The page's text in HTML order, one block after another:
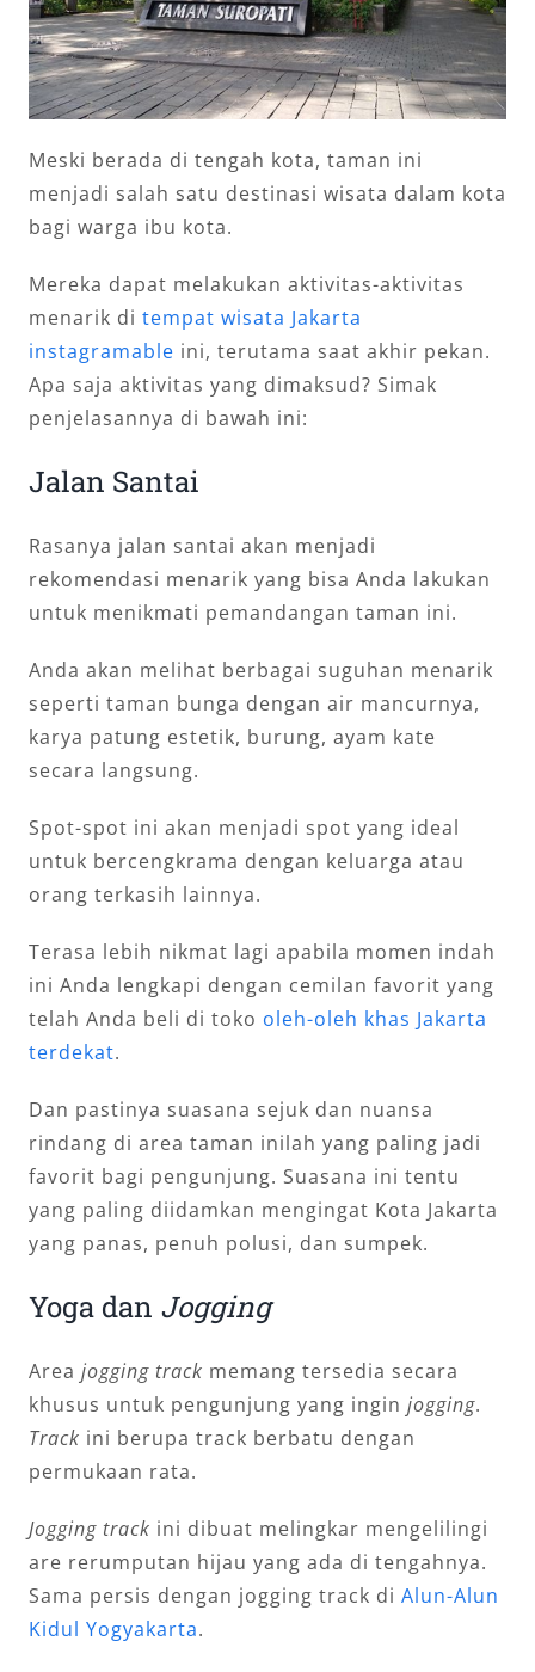
Meski berada di tengah kota, taman ini
menjadi salah satu destinasi wisata dalam kota
bagi warga ibu kota.
Mereka dapat melakukan aktivitas-aktivitas
menarik di tempat wisata Jakarta
instagramable ini, terutama saat akhir pekan.
Apa saja aktivitas yang dimaksud? Simak
penjelasannya di bawah ini:
Jalan Santai
Rasanya jalan santai akan menjadi
rekomendasi menarik yang bisa Anda lakukan
untuk menikmati pemandangan taman ini.
Anda akan melihat berbagai suguhan menarik
seperti taman bunga dengan air mancurnya,
karya patung estetik, burung, ayam kate
secara langsung.
Spot-spot ini akan menjadi spot yang ideal
untuk bercengkrama dengan keluarga atau
orang terkasih lainnya.
Terasa lebih nikmat lagi apabila momen indah
ini Anda lengkapi dengan cemilan favorit yang
telah Anda beli di toko oleh-oleh khas Jakarta
terdekat.
Dan pastinya suasana sejuk dan nuansa
rindang di area taman inilah yang paling jadi
favorit bagi pengunjung. Suasana ini tentu
yang paling diidamkan mengingat Kota Jakarta
yang panas, penuh polusi, dan sumpek.
Yoga dan Jogging
Area jogging track memang tersedia secara
khusus untuk pengunjung yang ingin jogging.
Track ini berupa track berbatu dengan
permukaan rata.
Jogging track ini dibuat melingkar mengelilingi
are rerumputan hijau yang ada di tengahnya.
Sama persis dengan jogging track di Alun-Alun
Kidul Yogyakarta.